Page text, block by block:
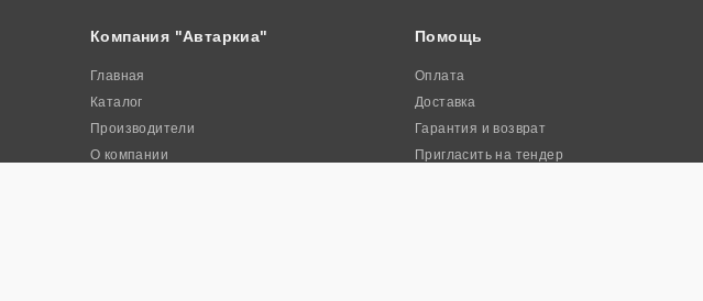
Компания "Автаркиа"
Главная
Каталог
Производители
О компании
Помощь
Оплата
Доставка
Гарантия и возврат
Пригласить на тендер